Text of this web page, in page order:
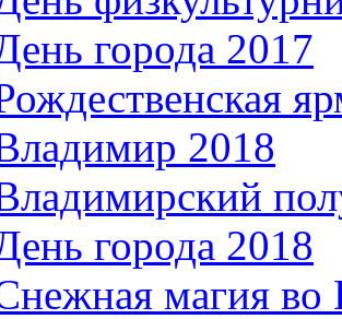
города 2017
2018
города 2018
магия во